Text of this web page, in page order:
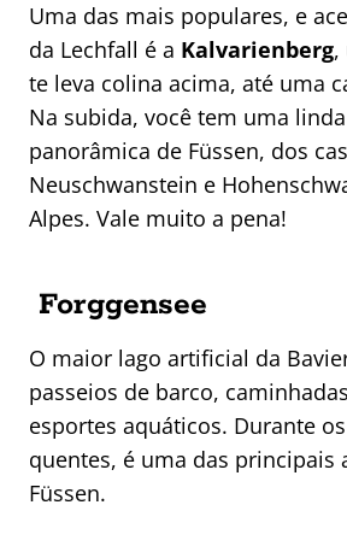
Uma das mais populares, e
da Lechfall é a Kalvarienberg,
te leva colina acima, até uma
Na subida, você tem uma
panorâmica de Füssen, dos
Neuschwanstein e
Alpes. Vale muito a pena!
Forggensee
O maior lago artificial da
passeios de barco,
esportes aquáticos. Durante
quentes, é uma das principais
Füssen.